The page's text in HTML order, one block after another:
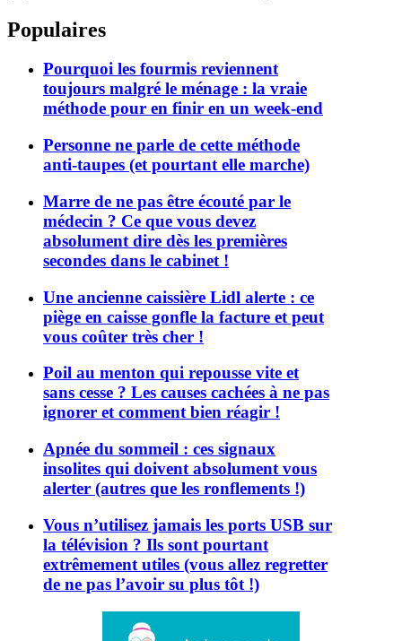
Populaires
Pourquoi les fourmis reviennent
toujours malgré le ménage : la vraie
méthode pour en finir en un week-end
Personne ne parle de cette méthode
anti-taupes (et pourtant elle marche)
Marre de ne pas être écouté par le
médecin ? Ce que vous devez
absolument dire dès les premières
secondes dans le cabinet !
Une ancienne caissière Lidl alerte : ce
piège en caisse gonfle la facture et peut
vous coûter très cher !
Poil au menton qui repousse vite et
sans cesse ? Les causes cachées à ne pas
ignorer et comment bien réagir !
Apnée du sommeil : ces signaux
insolites qui doivent absolument vous
alerter (autres que les ronflements !)
Vous n’utilisez jamais les ports USB sur
la télévision ? Ils sont pourtant
extrêmement utiles (vous allez regretter
de ne pas l’avoir su plus tôt !)